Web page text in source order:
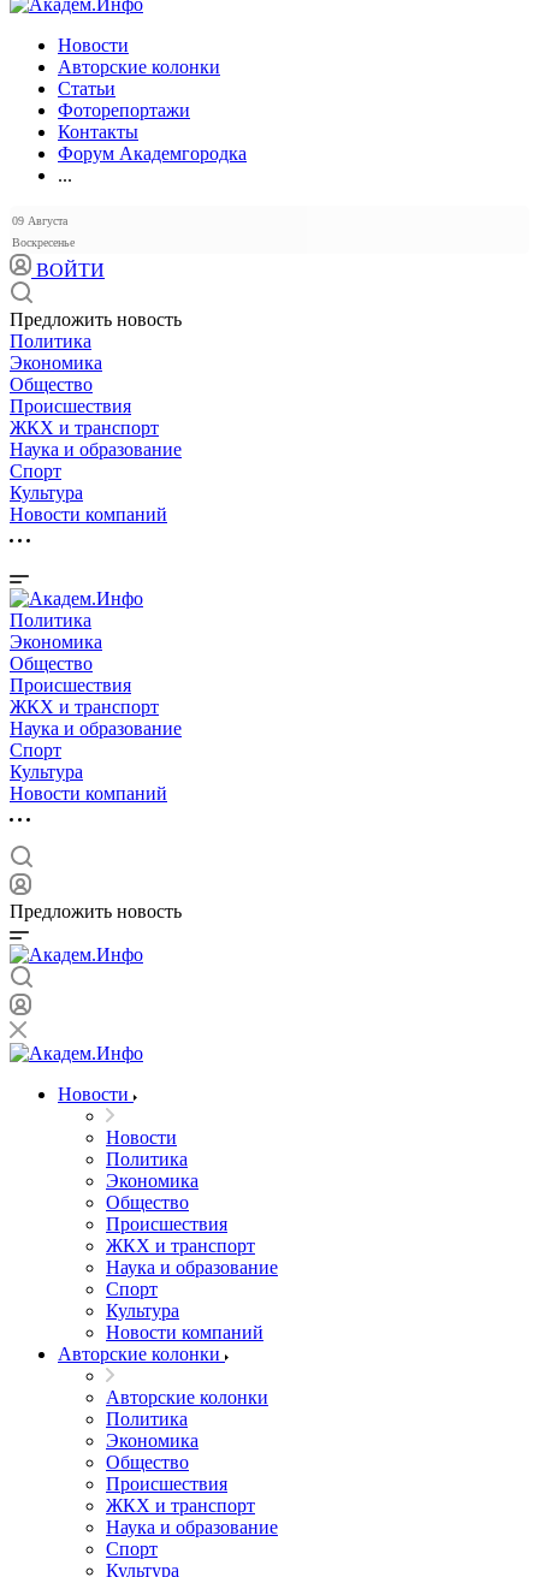
Новости
Авторские колонки
Статьи
Фоторепортажи
Контакты
Форум Академгородка
...
09 Августа
Воскресенье
ВОЙТИ
Предложить новость
Политика
Экономика
Общество
Происшествия
ЖКХ и транспорт
Наука и образование
Спорт
Культура
Новости компаний
Политика
Экономика
Общество
Происшествия
ЖКХ и транспорт
Наука и образование
Спорт
Культура
Новости компаний
Предложить новость
Новости
Новости
Политика
Экономика
Общество
Происшествия
ЖКХ и транспорт
Наука и образование
Спорт
Культура
Новости компаний
Авторские колонки
Авторские колонки
Политика
Экономика
Общество
Происшествия
ЖКХ и транспорт
Наука и образование
Спорт
Культура